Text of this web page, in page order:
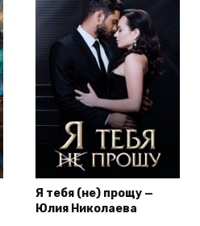
Я тебя (не) прощу —
Юлия Николаева